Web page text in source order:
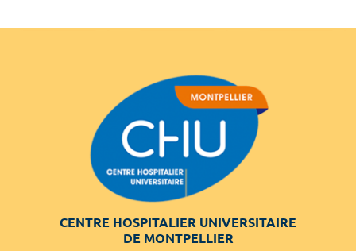
CENTRE HOSPITALIER UNIVERSITAIRE
DE MONTPELLIER